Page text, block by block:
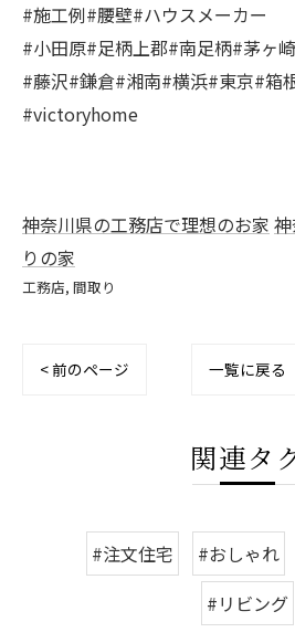
#施工例#腰壁#ハウスメーカー
#小田原#足柄上郡#南足柄#茅ヶ崎
#藤沢#鎌倉#湘南#横浜#東京#箱
#victoryhome
神奈川県の工務店で理想のお家
りの家
工務店 間取り
< 前のページ 一覧に戻る
関連タ
#注文住宅 #おしゃれ
#リビング